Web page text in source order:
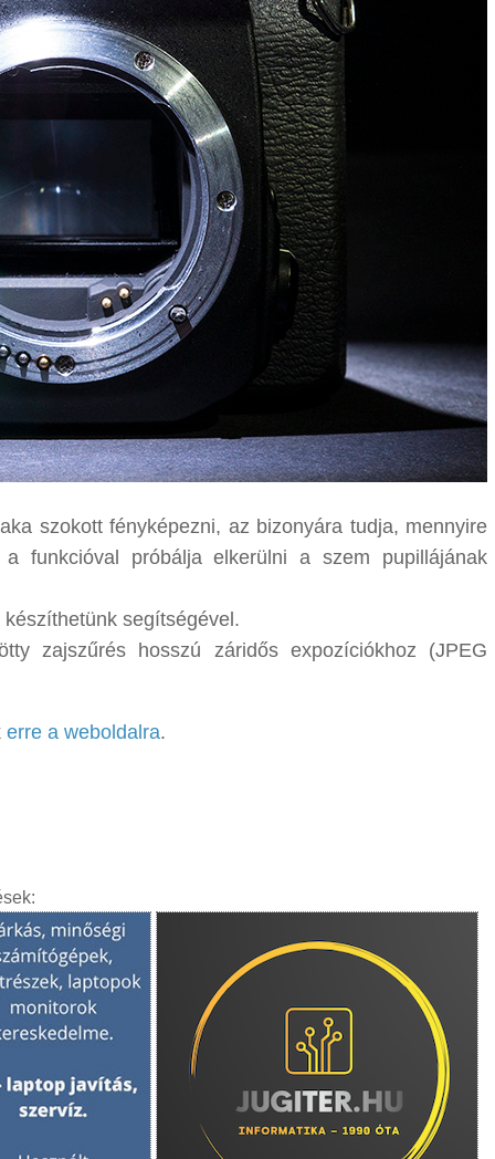
szokott fényképezni, az bizonyára tudja, mennyire
próbálja elkerülni a szem pupillájának
segítségével.
zajszűrés hosszú záridős expozíciókhoz (JPEG
erre a weboldalra.